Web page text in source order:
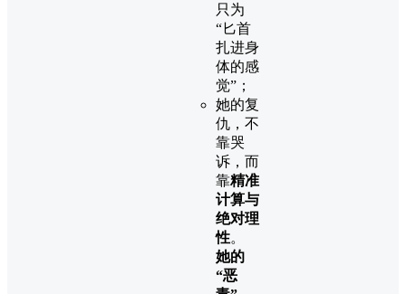
只为
“匕首
扎进身
体的感
觉”；
她的复
仇，不
靠哭
诉，而
靠精准
计算与
绝对理
性。
她的
“恶